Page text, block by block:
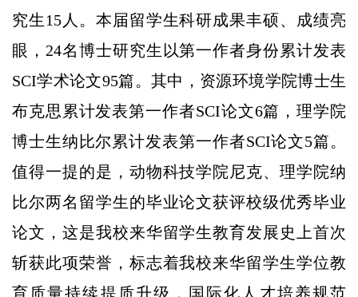
究生15人。本届留学生科研成果丰硕、成绩亮
眼，24名博士研究生以第一作者身份累计发表
SCI学术论文95篇。其中，资源环境学院博士生
布克思累计发表第一作者SCI论文6篇，理学院
博士生纳比尔累计发表第一作者SCI论文5篇。
值得一提的是，动物科技学院尼克、理学院纳
比尔两名留学生的毕业论文获评校级优秀毕业
论文，这是我校来华留学生教育发展史上首次
斩获此项荣誉，标志着我校来华留学生学位教
育质量持续提质升级，国际化人才培养规范